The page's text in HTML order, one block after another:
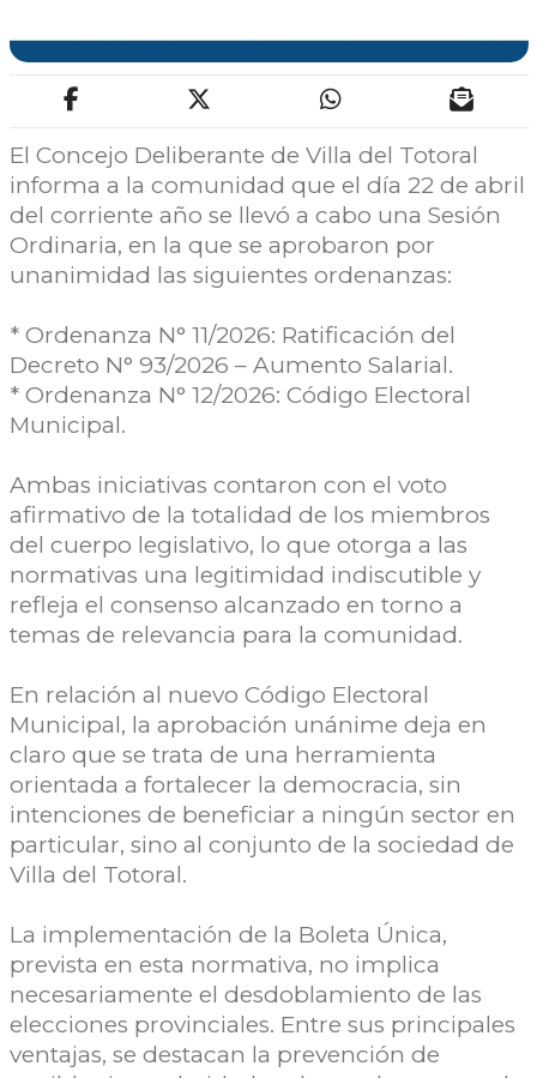
El Concejo Deliberante de Villa del Totoral
informa a la comunidad que el día 22 de abril
del corriente año se llevó a cabo una Sesión
Ordinaria, en la que se aprobaron por
unanimidad las siguientes ordenanzas:
* Ordenanza N° 11/2026: Ratificación del
Decreto N° 93/2026 – Aumento Salarial.
* Ordenanza N° 12/2026: Código Electoral
Municipal.
Ambas iniciativas contaron con el voto
afirmativo de la totalidad de los miembros
del cuerpo legislativo, lo que otorga a las
normativas una legitimidad indiscutible y
refleja el consenso alcanzado en torno a
temas de relevancia para la comunidad.
En relación al nuevo Código Electoral
Municipal, la aprobación unánime deja en
claro que se trata de una herramienta
orientada a fortalecer la democracia, sin
intenciones de beneficiar a ningún sector en
particular, sino al conjunto de la sociedad de
Villa del Totoral.
La implementación de la Boleta Única,
prevista en esta normativa, no implica
necesariamente el desdoblamiento de las
elecciones provinciales. Entre sus principales
ventajas, se destacan la prevención de